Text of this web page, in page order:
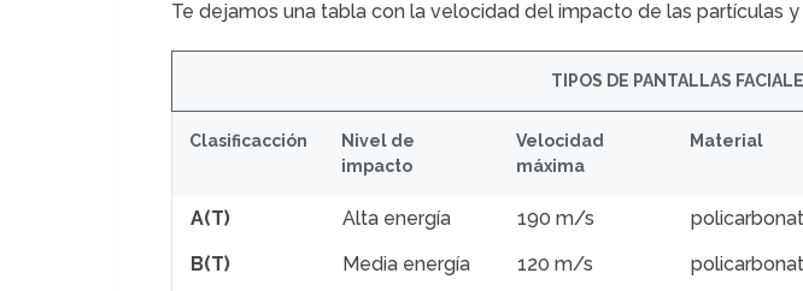
Te dejamos una tabla con la velocidad del impacto de las partículas
TIPOS DE PANTALLAS
Clasificacción
Nivel de
impacto
Velocidad
máxima
Material
A(T) Alta energía 190 m/s
B(T)
Media energía 120 m/s